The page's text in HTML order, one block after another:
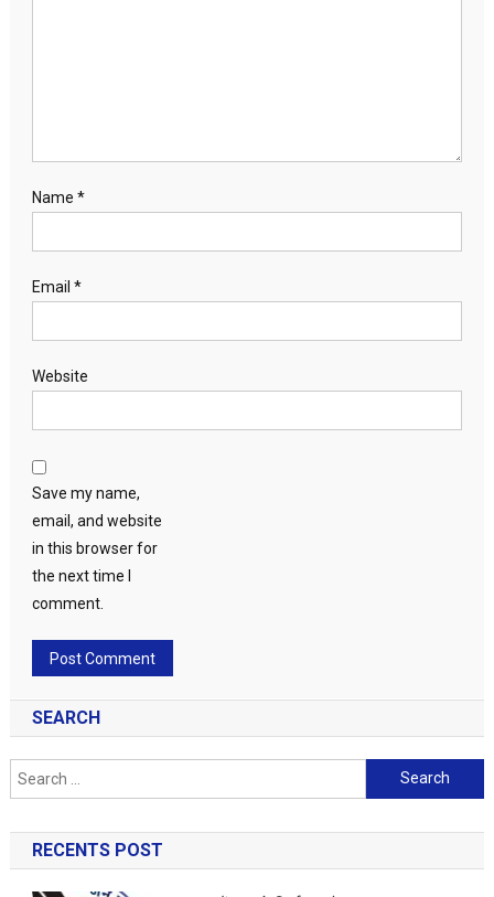
Name *
Email *
Website
Save my name,
email, and website
in this browser for
the next time I
comment.
SEARCH
Search
for:
RECENTS POST